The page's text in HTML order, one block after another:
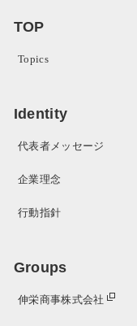
TOP
Topics
Identity
代表者メッセージ
企業理念
行動指針
Groups
伸栄商事株式会社